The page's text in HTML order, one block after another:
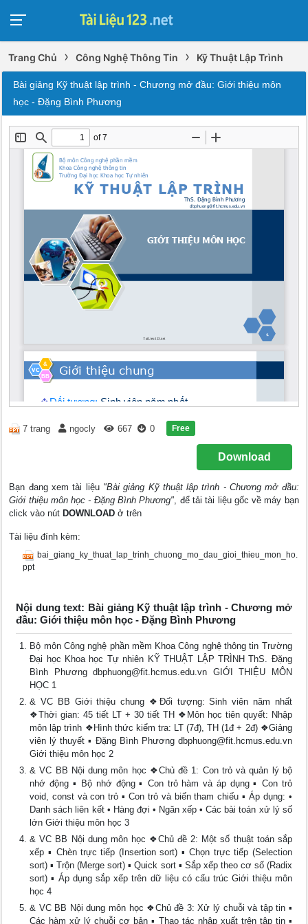
Trang Chủ › Công Nghệ Thông Tin › Kỹ Thuật Lập Trình
Bài giảng Kỹ thuật lập trình - Chương mở đầu: Giới thiệu môn
học - Đặng Bình Phương
7 trang ngocly 667 0 Free
Download
Bạn đang xem tài liệu "Bài giảng Kỹ thuật lập trình - Chương mở đầu:
Giới thiệu môn học - Đặng Bình Phương", để tải tài liệu gốc về máy bạn
click vào nút DOWNLOAD ở trên
Tài liệu đính kèm:
bai_giang_ky_thuat_lap_trinh_chuong_mo_dau_gioi_thieu_mon_ho.
ppt
Nội dung text: Bài giảng Kỹ thuật lập trình - Chương mở
đầu: Giới thiệu môn học - Đặng Bình Phương
Bộ môn Công nghệ phần mềm Khoa Công nghệ thông tin Trường
Đại học Khoa học Tự nhiên KỸ THUẬT LẬP TRÌNH ThS. Đặng
Bình Phươngdbphuong@fit.hcmus.edu.vn GIỚI THIỆU MÔN
HỌC 1
& VC BB Giới thiệu chung ❖Đối tượng: Sinh viên năm nhất
❖Thời gian: 45 tiết LT + 30 tiết TH ❖Môn học tiên quyết: Nhập
môn lập trình ❖Hình thức kiểm tra: LT (7đ), TH (1đ + 2đ) ❖Giảng
viên lý thuyết ▪ Đặng Bình Phương dbphuong@fit.hcmus.edu.vn
Giới thiệu môn học 2
& VC BB Nội dung môn học ❖Chủ đề 1: Con trỏ và quản lý bộ
nhớ động ▪ Bộ nhớ động ▪ Con trỏ hàm và áp dụng ▪ Con trỏ
void, const và con trỏ ▪ Con trỏ và biến tham chiếu ▪ Áp dụng: •
Danh sách liên kết • Hàng đợi • Ngăn xếp • Các bài toán xử lý số
lớn Giới thiệu môn học 3
& VC BB Nội dung môn học ❖Chủ đề 2: Một số thuật toán sắp
xếp ▪ Chèn trực tiếp (Insertion sort) ▪ Chọn trực tiếp (Selection
sort) ▪ Trộn (Merge sort) ▪ Quick sort ▪ Sắp xếp theo cơ số (Radix
sort) ▪ Áp dụng sắp xếp trên dữ liệu có cấu trúc Giới thiệu môn
học 4
& VC BB Nội dung môn học ❖Chủ đề 3: Xử lý chuỗi và tập tin ▪
Các hàm xử lý chuỗi cơ bản ▪ Thao tác nhập xuất trên tập tin ▪